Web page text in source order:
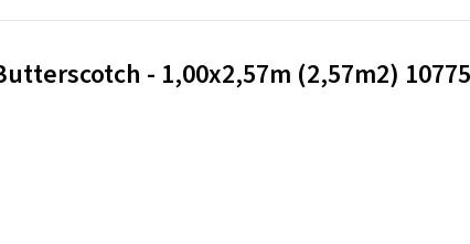
- 1,00x2,57m (2,57m2)